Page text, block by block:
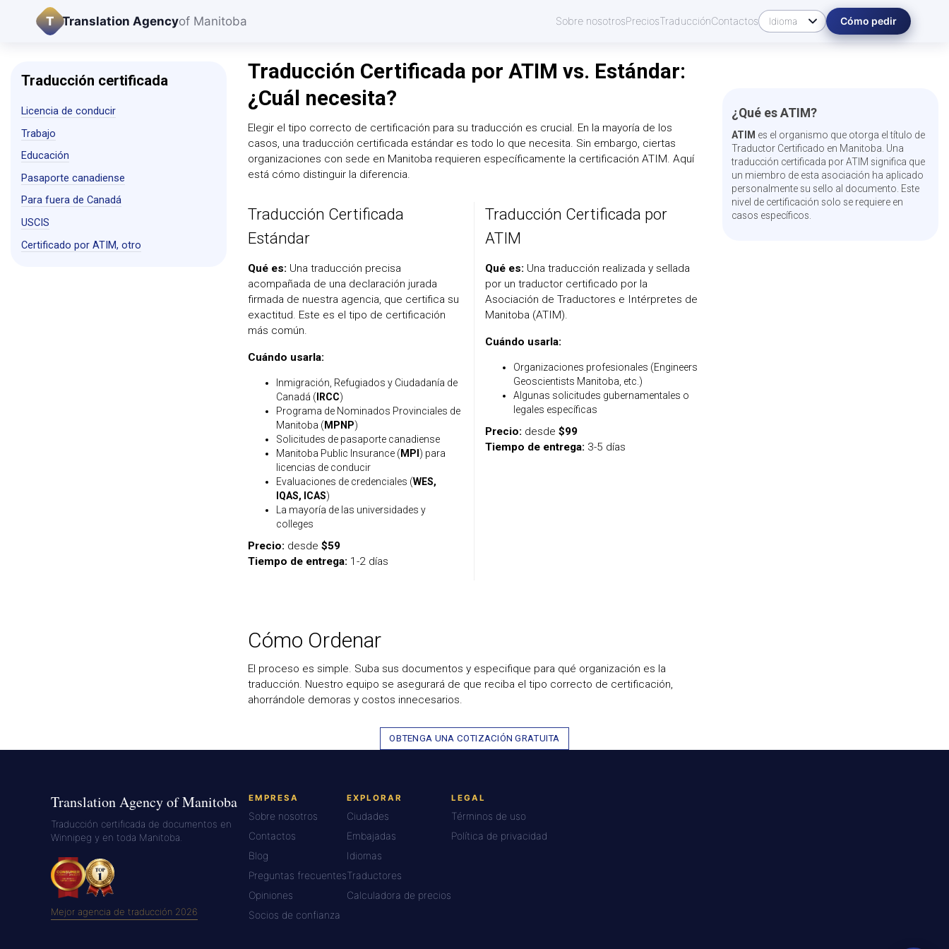
T Translation Agencyof Manitoba Sobre nosotrosPreciosTraducciónContactos Cómo pedir
Traducción certificada
Licencia de conducir
Trabajo
Educación
Pasaporte canadiense
Para fuera de Canadá
USCIS
Certificado por ATIM, otro
Traducción Certificada por ATIM vs. Estándar:
¿Cuál necesita?
Elegir el tipo correcto de certificación para su traducción es crucial. En la mayoría de los
casos, una traducción certificada estándar es todo lo que necesita. Sin embargo, ciertas
organizaciones con sede en Manitoba requieren específicamente la certificación ATIM. Aquí
está cómo distinguir la diferencia.
Traducción Certificada
Estándar
Qué es: Una traducción precisa
acompañada de una declaración jurada
firmada de nuestra agencia, que certifica su
exactitud. Este es el tipo de certificación
más común.
Cuándo usarla:
Inmigración, Refugiados y Ciudadanía de
Canadá ( IRCC)
Programa de Nominados Provinciales de
Manitoba ( MPNP)
Solicitudes de pasaporte canadiense
Manitoba Public Insurance ( MPI ) para
licencias de conducir
Evaluaciones de credenciales (WES,
IQAS, ICAS)
La mayoría de las universidades y
colleges
Precio: desde $59
Tiempo de entrega: 1-2 días
Traducción Certificada por
ATIM
Qué es: Una traducción realizada y sellada
por un traductor certificado por la
Asociación de Traductores e Intérpretes de
Manitoba (ATIM).
Cuándo usarla:
Organizaciones profesionales (Engineers
Geoscientists Manitoba, etc.)
Algunas solicitudes gubernamentales o
legales específicas
Precio: desde $99
Tiempo de entrega: 3-5 días
Cómo Ordenar
El proceso es simple. Suba sus documentos y especifique para qué organización es la
traducción. Nuestro equipo se asegurará de que reciba el tipo correcto de certificación,
ahorrándole demoras y costos innecesarios.
OBTENGA UNA COTIZACIÓN GRATUITA
¿Qué es ATIM?
ATIM es el organismo que otorga el título de
Traductor Certificado en Manitoba. Una
traducción certificada por ATIM significa que
un miembro de esta asociación ha aplicado
personalmente su sello al documento. Este
nivel de certificación solo se requiere en
casos específicos.
Translation Agency of Manitoba
Traducción certificada de documentos en
Winnipeg y en toda Manitoba.
Mejor agencia de traducción 2026
EMPRESA
Sobre nosotros
Contactos
Blog
Preguntas frecuentes
Opiniones
Socios de confianza
EXPLORAR
Ciudades
Embajadas
Idiomas
Traductores
Calculadora de precios
LEGAL
Términos de uso
Política de privacidad